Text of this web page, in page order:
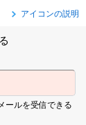
アイコンの説明
ールを受信できる